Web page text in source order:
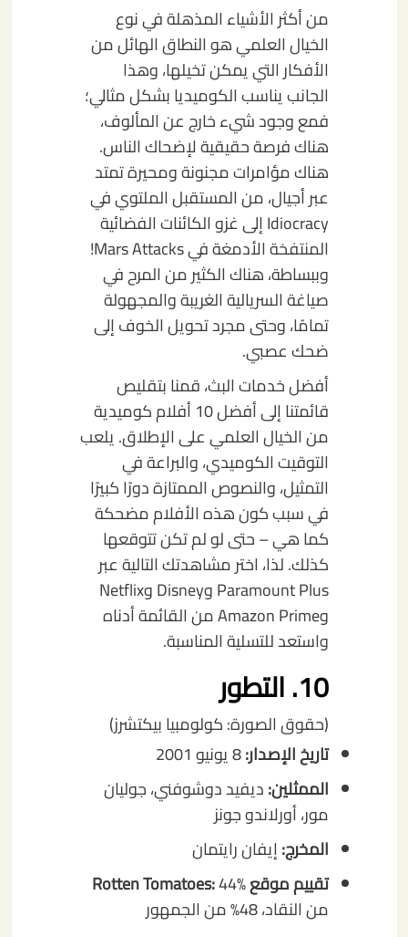
من أكثر الأشياء المذهلة في نوع
الخيال العلمي هو النطاق الهائل من
الأفكار التي يمكن تخيلها، وهذا
الجانب يناسب الكوميديا بشكل مثالي؛
فمع وجود شيء خارج عن المألوف،
هناك فرصة حقيقية لإضحاك الناس.
هناك مؤامرات مجنونة ومحيرة تمتد
عبر أجيال، من المستقبل الملتوي في
Idiocracy إلى غزو الكائنات الفضائية
المنتفخة الأدمغة في Mars Attacks!
وببساطة، هناك الكثير من المرح في
صياغة السريالية الغريبة والمجهولة
تمامًا، وحتى مجرد تحويل الخوف إلى
ضحك عصبي.
أفضل خدمات البث، قمنا بتقليص
قائمتنا إلى أفضل 10 أفلام كوميدية
من الخيال العلمي على الإطلاق. يلعب
التوقيت الكوميدي، والبراعة في
التمثيل، والنصوص الممتازة دورًا كبيرًا
في سبب كون هذه الأفلام مضحكة
كما هي – حتى لو لم تكن تتوقعها
كذلك. لذا، اختر مشاهدتك التالية عبر
Paramount Plus وDisney وNetflix
وAmazon Prime من القائمة أدناه
واستعد للتسلية المناسبة.
10. التطور
(حقوق الصورة: كولومبيا بيكتشرز)
تاريخ الإصدار:8 يونيو 2001
الممثلين:ديفيد دوشوفني، جوليان
مور، أورلاندو جونز
المخرج:إيفان رايتمان
تقييم موقع Rotten Tomatoes:44%
من النقاد، 48% من الجمهور